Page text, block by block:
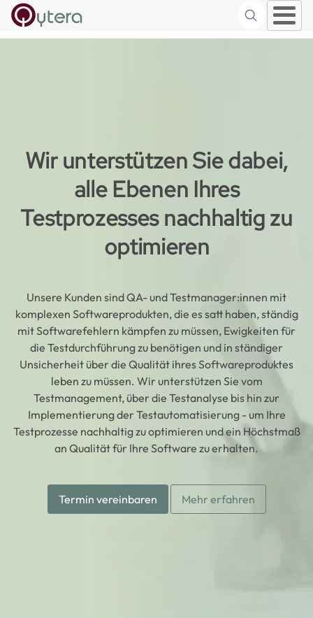
Skip to main content Suche
Wir unterstützen Sie dabei,
alle Ebenen Ihres
Testprozesses nachhaltig zu
optimieren
Unsere Kunden sind QA- und Testmanager:innen mit
komplexen Softwareprodukten, die es satt haben, ständig
mit Softwarefehlern kämpfen zu müssen, Ewigkeiten für
die Testdurchführung zu benötigen und in ständiger
Unsicherheit über die Qualität ihres Softwareproduktes
leben zu müssen. Wir unterstützen Sie vom
Testmanagement, über die Testanalyse bis hin zur
Implementierung der Testautomatisierung - um Ihre
Testprozesse nachhaltig zu optimieren und ein Höchstmaß
an Qualität für Ihre Software zu erhalten.
Termin vereinbaren Mehr erfahren